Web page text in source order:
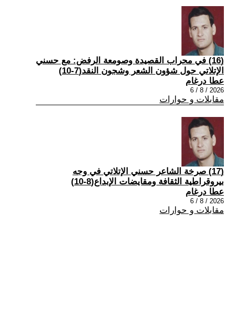
(16) في محراب القصيدة وصومعة الرفض: مع حسني
الإتلاتي حول شؤون الشعر وشجون النقد(7-10)
عطا درغام
2026 / 8 / 6
مقابلات و حوارات
(17) صرخة الشاعر حسني الإتلاتي في وجه
بيروقراطية الثقافة ومقايضات الإبداع(8-10)
عطا درغام
2026 / 8 / 6
مقابلات و حوارات